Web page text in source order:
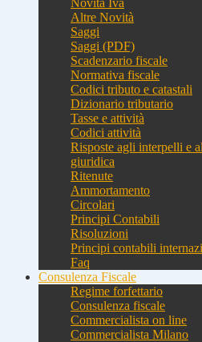
Novità Iva
Altre Novità
Saggi
Saggi (PDF)
Scadenzario fiscale
Normativa fiscale
Codici tributo e catastali
Dizionario tributario
Tasse e attività
Codici attività
Risposte agli interpelli e
giuridica
Ritenute
Ammortamento
Circolari
Principi Contabili
Risoluzioni
Principi contabili
Faq
Consulenza Fiscale
Regime forfettario
Consulenza fiscale
Commercialista on line
Commercialista Milano